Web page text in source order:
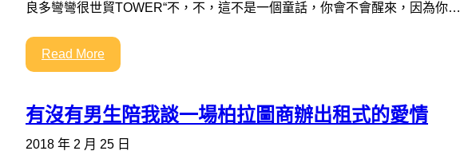
良多彎彎很世貿TOWER“不，不，這不是一個童話，你會不會醒來，因為你…
Read More
有沒有男生陪我談一場柏拉圖商辦出租式的愛情
2018 年 2 月 25 日